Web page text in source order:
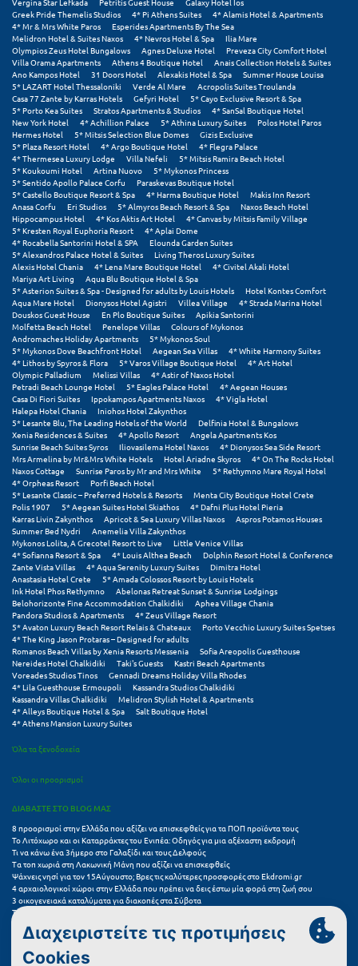
Ορεινή Ναυπακτία
Π
Πάλαιρος
Παξοί
Παραλία Κατερίνης
Παραλία Λιτοχώρου
Παράλιο Άστρος
Πάργα
Παρνασσός
Πάρος
Πάτμος
Πάτρα
Παύλιανη
Πειραιάς
Πελοπόννησος
Πήλιο
Πιερία
Πλαταμώνας
Πλύτρα Λακωνίας
Πόρος
Πόρτο Χέλι
Πρέβεζα
Πύλος
Ρ
Ρέθυμνο
Ρίο
Ρόδος
Σ
Σαλαμίνα
Greek Pride Themelis Studios
4* Pi Athens Suites
4* Alamis Hotel & Apartments
4* Mr & Mrs White Paros
Esperides Apartments By The Sea
Melidron Hotel & Suites Naxos
4* Nevros Hotel & Spa
Ilia Mare
Olympios Zeus Hotel Bungalows
Agnes Deluxe Hotel
Preveza City Comfort Hotel
Villa Orama Apartments
Athens 4 Boutique Hotel
Anais Collection Hotels & Suites
Ano Kampos Hotel
31 Doors Hotel Alexakis Hotel & Spa
Summer House Louisa
5* LAZART Hotel Thessaloniki
Verde Al Mare
Acropolis Suites Troulanda
Casa 77 Zante by Karras Hotels
Gefyri Hotel
5* Cayo Exclusive Resort & Spa
5* Porto Kea Suites
Stratos Apartments & Studios
4* SanSal Boutique Hotel
New York Hotel
4* Achillion Palace 5* Athina Luxury Suites
Polos Hotel Paros
Hermes Hotel
5* Mitsis Selection Blue Domes
Gizis Exclusive
5* Plaza Resort Hotel
4* Argo Boutique Hotel
4* Flegra Palace
4* Thermesea Luxury Lodge
Villa Nefeli
5* Mitsis Ramira Beach Hotel
5* Koukoumi Hotel
Artina Nuovo
5* Mykonos Princess
5* Sentido Apollo Palace Corfu
Paraskevas Boutique Hotel
5* Castello Boutique Resort & Spa
4* Harma Boutique Hotel
Makis Inn Resort
Anasa Corfu
Eri Studios 5* Almyros Beach Resort & Spa
Naxos Beach Hotel
Hippocampus Hotel
4* Kos Aktis Art Hotel
4* Canvas by Mitsis Family Village
5* Kresten Royal Euphoria Resort
4* Aplai Dome
4* Rocabella Santorini Hotel & SPA
Elounda Garden Suites
5* Alexandros Palace Hotel & Suites
Living Theros Luxury Suites
Alexis Hotel Chania
4* Lena Mare Boutique Hotel
4* Civitel Akali Hotel
Mariya Art Living
Aqua Blu Boutique Hotel & Spa
5* Asterion Suites & Spa - Designed for adults by Louis Hotels
Hotel Kontes Comfort
Aqua Mare Hotel
Dionysos Hotel Agistri Villea Village
4* Strada Marina Hotel
Douskos Guest House
En Plo Boutique Suites
Apikia Santorini
Molfetta Beach Hotel
Penelope Villas
Colours of Mykonos
Andromaches Holiday Apartments
5* Mykonos Soul
5* Mykonos Dove Beachfront Hotel
Aegean Sea Villas
4* White Harmony Suites
4* Lithos by Spyros & Flora
5* Varos Village Boutique Hotel
4* Art Hotel
Olympic Palladium
Melissi Villas
4* Astir of Naxos Hotel
Petradi Beach Lounge Hotel
5* Eagles Palace Hotel
4* Aegean Houses
Casa Di Fiori Suites
Ippokampos Apartments Naxos
4* Vigla Hotel
Halepa Hotel Chania
Iniohos Hotel Zakynthos
5* Lesante Blu, The Leading Hotels of the World
Delfinia Hotel & Bungalows
Xenia Residences & Suites
4* Apollo Resort
Angela Apartments Kos
Sunrise Beach Suites Syros
Iliovasilema Hotel Naxos
4* Dionysos Sea Side Resort
Mrs Armelina by Mr&Mrs White Hotels
Hotel Ariadne Skyros
4* On The Rocks Hotel
Naxos Cottage
Sunrise Paros by Mr and Mrs White
5* Rethymno Mare Royal Hotel
4* Orpheas Resort
Porfi Beach Hotel
5* Lesante Classic – Preferred Hotels & Resorts
Menta City Boutique Hotel Crete
Polis 1907
5* Aegean Suites Hotel Skiathos
4* Dafni Plus Hotel Pieria
Karras Livin Zakynthos
Apricot & Sea Luxury Villas Naxos
Aspros Potamos Houses
Summer Bed Nydri
Anemelia Villa Zakynthos
Mykonos Lolita, A Grecotel Resort to Live
Little Venice Villas
4* Sofianna Resort & Spa
4* Louis Althea Beach
Dolphin Resort Hotel & Conference
Zante Vista Villas
4* Aqua Serenity Luxury Suites
Dimitra Hotel
Anastasia Hotel Crete
5* Amada Colossos Resort by Louis Hotels
Ink Hotel Phos Rethymno
Abelonas Retreat Sunset & Sunrise Lodgings
Belohorizonte Fine Accommodation Chalkidiki
Aphea Village Chania
Pandora Studios & Apartments
4* Zeus Village Resort
5* Avaton Luxury Beach Resort Relais & Chateaux
Porto Vecchio Luxury Suites Spetses
4* The King Jason Protaras – Designed for adults
Romanos Beach Villas by Xenia Resorts Messenia
Sofia Areopolis Guesthouse
Nereides Hotel Chalkidiki
Taki's Guests
Kastri Beach Apartments
Voreades Studios Tinos
Gennadi Dreams Holiday Villa Rhodes
4* Lila Guesthouse Ermoupoli
Kassandra Studios Chalkidiki
Kassandra Villas Chalkidiki
Melidron Stylish Hotel & Apartments
4* Alleys Boutique Hotel & Spa
Salt Boutique Hotel
4* Athens Mansion Luxury Suites
Όλα τα ξενοδοχεία
Όλοι οι προορισμοί
ΔΙΑΒΑΣΤΕ ΣΤΟ BLOG ΜΑΣ
8 προορισμοί στην Ελλάδα που αξίζει να επισκεφθείς για τα ΠΟΠ προϊόντα τους
Το Λιτόχωρο και οι Καταρράκτες του Ενιπέα: Οδηγός για μια αξέχαστη εκδρομή
Τι να κάνω ένα 3ήμερο στο Γαλαξίδι και τους Δελφούς
Τα τοπ χωριά στη Λακωνική Μάνη που αξίζει να επισκεφθείς
Ψάχνεις νησί για τον 15Αύγουστο; Βρες τις καλύτερες προσφορές στο Ekdromi.gr
4 αρχαιολογικοί χώροι στην Ελλάδα που πρέπει να δεις έστω μία φορά στη ζωή σου
3 οικογενειακά καταλύματα για διακοπές στα Σύβοτα
Τα 11 καλύτερα καλοκαιρινά resorts στην Ελλάδα
7 μικρά ελληνικά νησιά για αξέχαστες καλοκαιρινές διακοπές
5+1 ινσταγκραμικές παραλίες στην Ελλάδα που αξίζουν μια θέση στο feed σου
Συχνές Ερωτήσεις (FAQs) για Ξενοδοχεία